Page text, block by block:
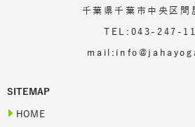
千葉県千葉市中央区問
TEL:043-247-
SITEMAP
HOME